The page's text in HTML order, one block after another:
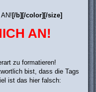
[/b][/color][/size]
AN!
zu formatieren!
bist, dass die Tags
ist das hier falsch: